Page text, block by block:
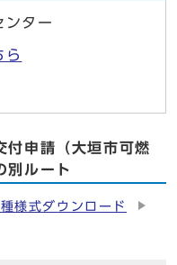
ンター
ら
付申請（大垣市可燃
別ルート
様式ダウンロード